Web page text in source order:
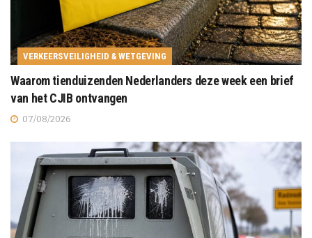
VERKEERSVEILIGHEID & WETGEVING
Waarom tienduizenden Nederlanders deze week een brief
van het CJIB ontvangen
07/08/2026